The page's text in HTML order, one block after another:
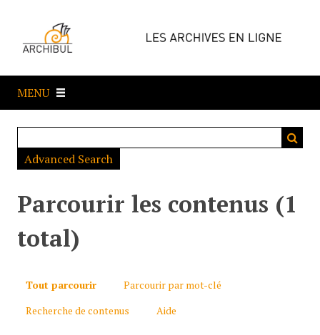
e
a
MENU
Advanced Search
Parcourir les contenus (1
total)
Tout parcourir
Parcourir par mot-clé
Recherche de contenus
Aide